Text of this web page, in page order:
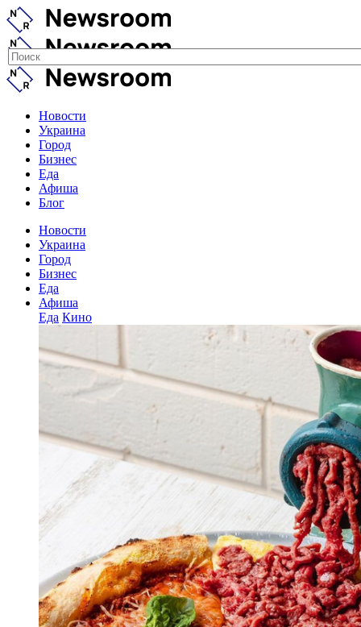
Новости
Украина
Город
Бизнес
Еда
Афиша
Блог
Новости
Украина
Город
Бизнес
Еда
Афиша
Еда Кино